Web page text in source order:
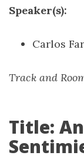
Speaker(s):
Carlos
Track and
Title: